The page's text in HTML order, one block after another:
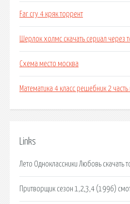
Far cry 4 кряк торрент
Шерлок холмс скачать сериал через
Схема место москва
Математика 4 класс решебник 2 часть
Links
Лето Одноклассники Любовь скачать
Притворщик сезон 1,2,3,4 (1996)